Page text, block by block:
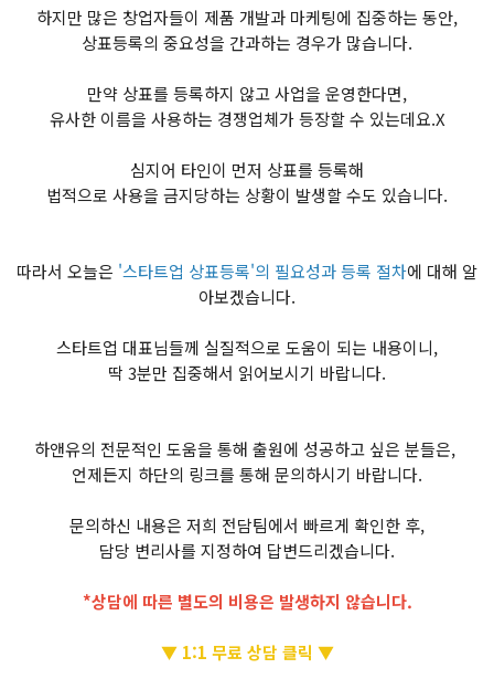
하지만 많은 창업자들이 제품 개발과 마케팅에 집중하는 동안,
상표등록의 중요성을 간과하는 경우가 많습니다.
만약 상표를 등록하지 않고 사업을 운영한다면,
유사한 이름을 사용하는 경쟁업체가 등장할 수 있는데요.X
심지어 타인이 먼저 상표를 등록해
법적으로 사용을 금지당하는 상황이 발생할 수도 있습니다.
따라서 오늘은 '스타트업 상표등록'의 필요성과 등록 절차에 대해 알
아보겠습니다.
스타트업 대표님들께 실질적으로 도움이 되는 내용이니,
딱 3분만 집중해서 읽어보시기 바랍니다.
하앤유의 전문적인 도움을 통해 출원에 성공하고 싶은 분들은,
언제든지 하단의 링크를 통해 문의하시기 바랍니다.
문의하신 내용은 저희 전담팀에서 빠르게 확인한 후,
담당 변리사를 지정하여 답변드리겠습니다.
*상담에 따른 별도의 비용은 발생하지 않습니다.
▼ 1:1 무료 상담 클릭 ▼